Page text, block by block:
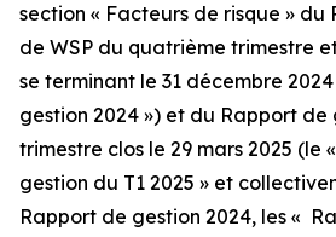
section « Facteurs de risque »
de WSP du quatrième trimestre
se terminant le 31 décembre
gestion 2024 ») et du Rapport de
trimestre clos le 29 mars 2025 (le
gestion du T1 2025 » et
Rapport de gestion 2024, les «